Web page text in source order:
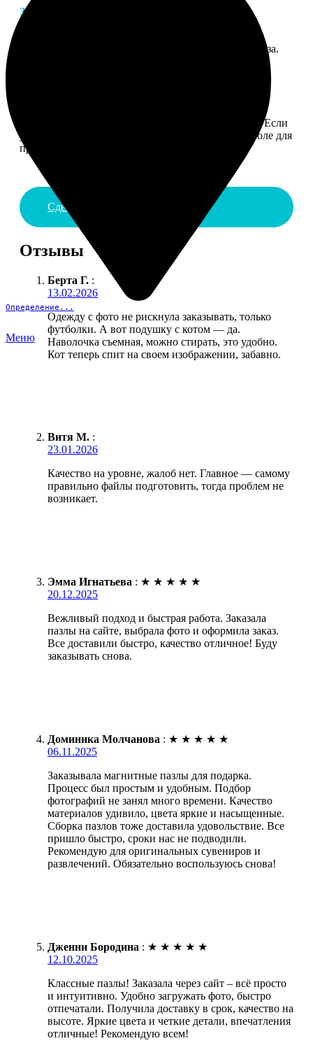
Определение...
Меню
3. ИЗГОТОВЛЕНИЕ
получите подтверждение на email с описанием заказа.
Введите адрес и выберите способ доставки заказа. Если
у вас есть промокод, введите его в специальное поле для
промокода.
Сделать заказ
Отзывы
Берта Г. :
13.02.2026
Одежду с фото не рискнула заказывать, только
футболки. А вот подушку с котом — да.
Наволочка съемная, можно стирать, это удобно.
Кот теперь спит на своем изображении, забавно.
Витя М. :
23.01.2026
Качество на уровне, жалоб нет. Главное — самому
правильно файлы подготовить, тогда проблем не
возникает.
Эмма Игнатьева : ★ ★ ★ ★ ★
20.12.2025
Вежливый подход и быстрая работа. Заказала
пазлы на сайте, выбрала фото и оформила заказ.
Все доставили быстро, качество отличное! Буду
заказывать снова.
Доминика Молчанова : ★ ★ ★ ★ ★
06.11.2025
Заказывала магнитные пазлы для подарка.
Процесс был простым и удобным. Подбор
фотографий не занял много времени. Качество
материалов удивило, цвета яркие и насыщенные.
Сборка пазлов тоже доставила удовольствие. Все
пришло быстро, сроки нас не подводили.
Рекомендую для оригинальных сувениров и
развлечений. Обязательно воспользуюсь снова!
Дженни Бородина : ★ ★ ★ ★ ★
12.10.2025
Классные пазлы! Заказала через сайт – всё просто
и интуитивно. Удобно загружать фото, быстро
отпечатали. Получила доставку в срок, качество на
высоте. Яркие цвета и четкие детали, впечатления
отличные! Рекомендую всем!